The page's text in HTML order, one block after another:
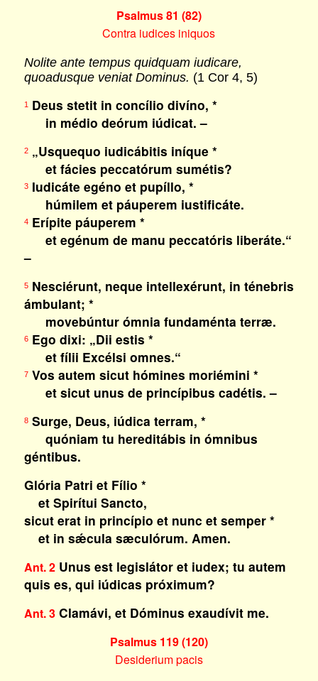
Psalmus 81 (82)
Contra iudices iniquos
Nolite ante tempus quidquam iudicare,
quoadusque veniat Dominus. (1 Cor 4, 5)
1Deus stetit in concílio divíno, *
in médio deórum iúdicat. –
2„Usquequo iudicábitis iníque *
et fácies peccatórum sumétis?
3Iudicáte egéno et pupíllo, *
húmilem et páuperem iustificáte.
4Erípite páuperem *
et egénum de manu peccatóris liberáte.“
–
5Nesciérunt, neque intellexérunt, in ténebris
ámbulant; *
movebúntur ómnia fundaménta terræ.
6Ego dixi: „Dii estis *
et fílii Excélsi omnes.“
7Vos autem sicut hómines moriémini *
et sicut unus de princípibus cadétis. –
8Surge, Deus, iúdica terram, *
quóniam tu hereditábis in ómnibus
géntibus.
Glória Patri et Fílio *
et Spirítui Sancto,
sicut erat in princípio et nunc et semper *
et in sǽcula sæculórum. Amen.
Ant. 2Unus est legislátor et iudex; tu autem
quis es, qui iúdicas próximum?
Ant. 3Clamávi, et Dóminus exaudívit me.
Psalmus 119 (120)
Desiderium pacis